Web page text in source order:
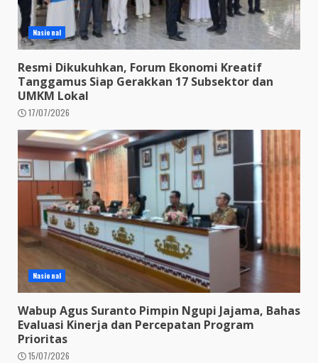
Nasional
Resmi Dikukuhkan, Forum Ekonomi Kreatif
Tanggamus Siap Gerakkan 17 Subsektor dan
UMKM Lokal
17/07/2026
Nasional
Wabup Agus Suranto Pimpin Ngupi Jajama, Bahas
Evaluasi Kinerja dan Percepatan Program
Prioritas
15/07/2026